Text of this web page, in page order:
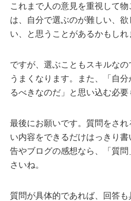
これまで人の意見を重視して
は、自分で選ぶのが難しい、
い、と思うことがあるかもしれ
ですが、選ぶこともスキルな
うまくなります。また、「自
るべきなのだ」と思い込む必要
最後にお願いです。質問をさ
い内容をできるだけはっきり
告やブログの感想なら、「質
さいね。
質問が具体的であれば、回答